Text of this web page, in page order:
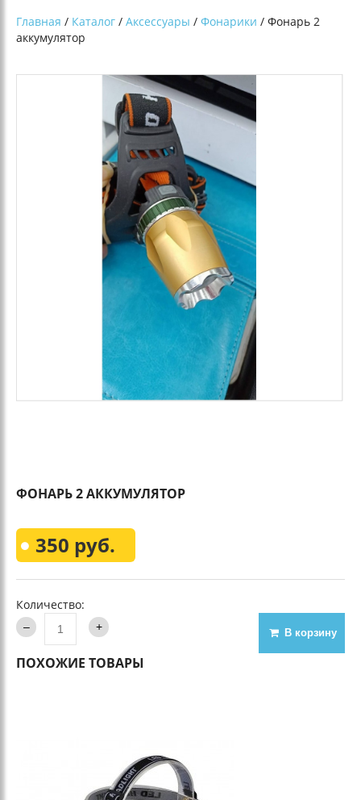
Главная / Каталог / Аксессуары / Фонарики / Фонарь 2
аккумулятор
ФОНАРЬ 2 АККУМУЛЯТОР
350 руб.
Количество:
В корзину
ПОХОЖИЕ ТОВАРЫ